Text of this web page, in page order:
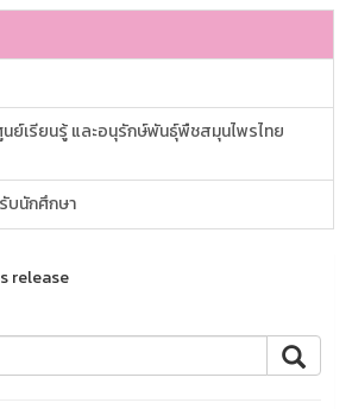
ย์เรียนรู้ และอนุรักษ์พันธุ์พืชสมุนไพรไทย
บนักศึกษา
release